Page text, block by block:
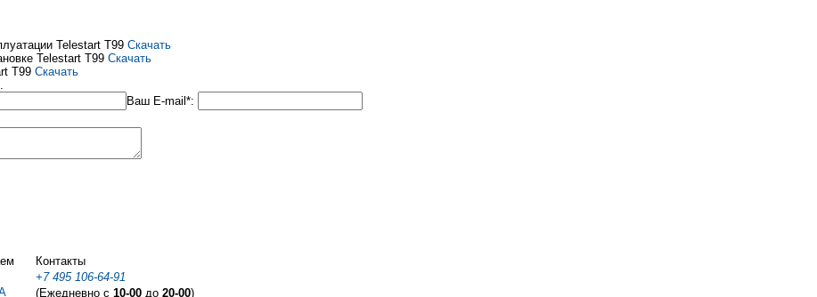
Telestart T99 Скачать
Telestart T99 Скачать
T99 Скачать
Ваш E-mail*:
Контакты
+7 495 106-64-91
(Ежедневно с 10-00 до 20-00)